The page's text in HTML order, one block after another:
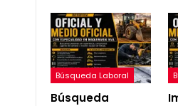
Búsqueda Laboral
Búsqueda